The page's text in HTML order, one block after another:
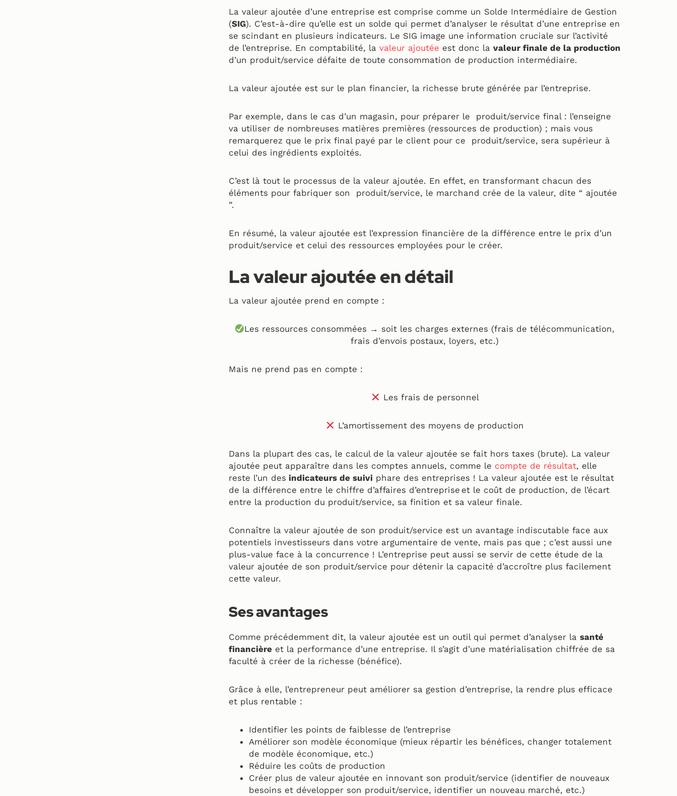
La valeur ajoutée d’une entreprise est comprise comme un Solde Intermédiaire de Gestion
(SIG). C’est-à-dire qu’elle est un solde qui permet d’analyser le résultat d’une entreprise en
se scindant en plusieurs indicateurs. Le SIG image une information cruciale sur l’activité
de l’entreprise. En comptabilité, la valeur ajoutée est donc la valeur finale de la production
d’un produit/service défaite de toute consommation de production intermédiaire.
La valeur ajoutée est sur le plan financier, la richesse brute générée par l’entreprise.
Par exemple, dans le cas d’un magasin, pour préparer le produit/service final : l’enseigne
va utiliser de nombreuses matières premières (ressources de production) ; mais vous
remarquerez que le prix final payé par le client pour ce produit/service, sera supérieur à
celui des ingrédients exploités.
C’est là tout le processus de la valeur ajoutée. En effet, en transformant chacun des
éléments pour fabriquer son produit/service, le marchand crée de la valeur, dite “ ajoutée
”.
En résumé, la valeur ajoutée est l’expression financière de la différence entre le prix d’un
produit/service et celui des ressources employées pour le créer.
La valeur ajoutée en détail
La valeur ajoutée prend en compte :
Les ressources consommées → soit les charges externes (frais de télécommunication,
frais d’envois postaux, loyers, etc.)
Mais ne prend pas en compte :
Les frais de personnel
L’amortissement des moyens de production
Dans la plupart des cas, le calcul de la valeur ajoutée se fait hors taxes (brute). La valeur
ajoutée peut apparaître dans les comptes annuels, comme le compte de résultat, elle
reste l’un des indicateurs de suivi phare des entreprises ! La valeur ajoutée est le résultat
de la différence entre le chiffre d’affaires d’entreprise et le coût de production, de l’écart
entre la production du produit/service, sa finition et sa valeur finale.
Connaître la valeur ajoutée de son produit/service est un avantage indiscutable face aux
potentiels investisseurs dans votre argumentaire de vente, mais pas que ; c’est aussi une
plus-value face à la concurrence ! L’entreprise peut aussi se servir de cette étude de la
valeur ajoutée de son produit/service pour détenir la capacité d’accroître plus facilement
cette valeur.
Ses avantages
Comme précédemment dit, la valeur ajoutée est un outil qui permet d’analyser la santé
financière et la performance d’une entreprise. Il s’agit d’une matérialisation chiffrée de sa
faculté à créer de la richesse (bénéfice).
Grâce à elle, l’entrepreneur peut améliorer sa gestion d’entreprise, la rendre plus efficace
et plus rentable :
Identifier les points de faiblesse de l’entreprise
Améliorer son modèle économique (mieux répartir les bénéfices, changer totalement
de modèle économique, etc.)
Réduire les coûts de production
Créer plus de valeur ajoutée en innovant son produit/service (identifier de nouveaux
besoins et développer son produit/service, identifier un nouveau marché, etc.)